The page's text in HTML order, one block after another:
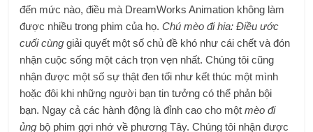
đến mức nào, điều mà DreamWorks Animation không làm
được nhiều trong phim của họ.Chú mèo đi hia: Điều ước
cuối cùng giải quyết một số chủ đề khó như cái chết và đón
nhận cuộc sống một cách trọn vẹn nhất. Chúng tôi cũng
nhận được một số sự thật đen tối như kết thúc một mình
hoặc đôi khi những người bạn tin tưởng có thể phản bội
bạn. Ngay cả các hành động là đỉnh cao cho mộtmèo đi
ủng bộ phim gợi nhớ về phương Tây. Chúng tôi nhận được